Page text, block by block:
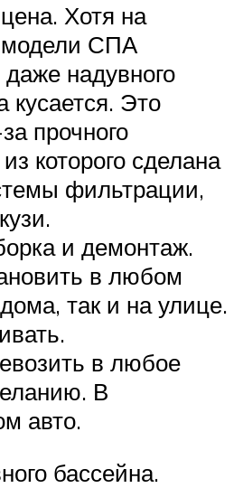
Хотя на
модели СПА
надувного
кусается. Это
прочного
которого сделана
фильтрации,
и демонтаж.
в любом
так и на улице.
в любое
В
авто.
бассейна.